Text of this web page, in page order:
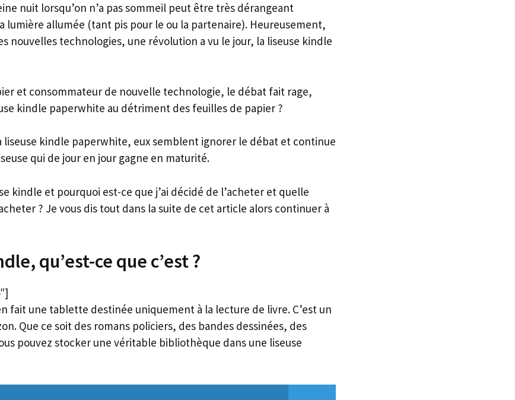
nuit lorsqu’on n’a pas sommeil peut être très dérangeant
lumière allumée (tant pis pour le ou la partenaire). Heureusement,
nouvelles technologies, une révolution a vu le jour, la liseuse kindle
et consommateur de nouvelle technologie, le débat fait rage,
kindle paperwhite au détriment des feuilles de papier ?
liseuse kindle paperwhite, eux semblent ignorer le débat et continue
qui de jour en jour gagne en maturité.
kindle et pourquoi est-ce que j’ai décidé de l’acheter et quelle
? Je vous dis tout dans la suite de cet article alors continuer à
qu’est-ce que c’est ?
fait une tablette destinée uniquement à la lecture de livre. C’est un
Que ce soit des romans policiers, des bandes dessinées, des
pouvez stocker une véritable bibliothèque dans une liseuse